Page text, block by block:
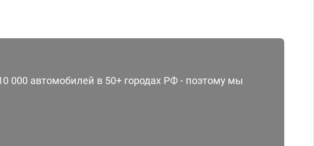
автомобилей в 50+ городах РФ - поэтому мы